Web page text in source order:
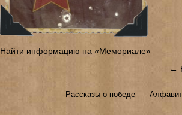
Найти информацию на «Мемориале»
←
Рассказы о победе